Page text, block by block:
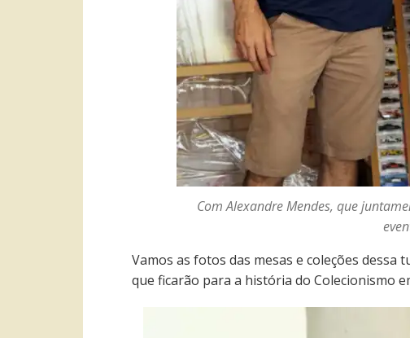
Com Alexandre Mendes, que
Vamos as fotos das mesas e coleções
que ficarão para a história do Colecionismo